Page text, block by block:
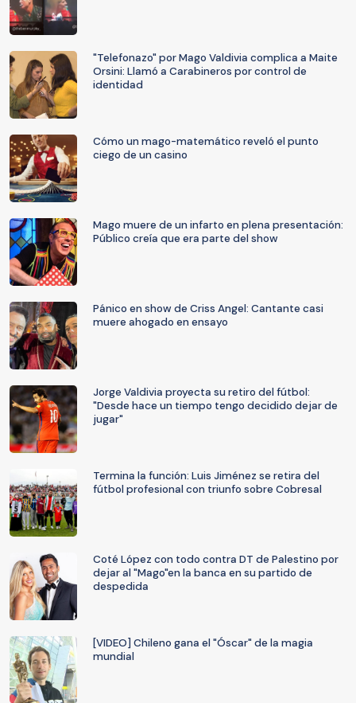
"Telefonazo" por Mago Valdivia complica a Maite
Orsini: Llamó a Carabineros por control de
identidad
Cómo un mago-matemático reveló el punto
ciego de un casino
Mago muere de un infarto en plena presentación:
Público creía que era parte del show
Pánico en show de Criss Angel: Cantante casi
muere ahogado en ensayo
Jorge Valdivia proyecta su retiro del fútbol:
"Desde hace un tiempo tengo decidido dejar de
jugar"
Termina la función: Luis Jiménez se retira del
fútbol profesional con triunfo sobre Cobresal
Coté López con todo contra DT de Palestino por
dejar al "Mago"en la banca en su partido de
despedida
[VIDEO] Chileno gana el "Óscar" de la magia
mundial